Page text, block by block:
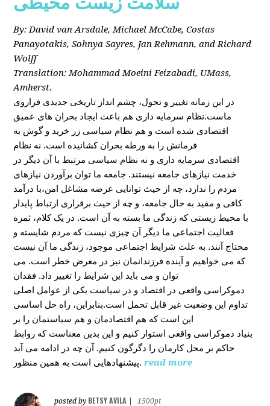
By: David van Arsdale, Michael McCabe, Costas
Panayotakis, Sohnya Sayres, Jan Rehmann, and Richard
Wolff
Translation: Mohammad Moeini Feizabadi, UMass,
Amherst.
در این زمانه تغییر و تحول، چشم انداز تاریخی جدیدی فراروی
ماست.نظام سرمایه داری هم باعث ایجاد بحران های عمیق
اقتصادی شده است و هم نظام سیاسی زر خرید و گوش به
فرمانش را به ورطه بحران کشانیده است. نه نظام
اقتصادی سرمایه داری و نه نظام سیاسی مرتبط با آن دیگر در
خدمت نیازهای جامعه نیستند. جامعه ما توان برآوردن نیازهای
مردم را ندارد، چه از حیث توانایی عرضه مشاغل امن،با درآمد
کافی و مفید به حال جامعه، و چه از حیث برقراری ارتباط پایدار
با محیط زیستی که زندگی ما بسته به آن است. در یک کلام، ثمره
فعالیت اجتماعی ما دیگر آن چیزی نیست که مردم شایسته و
محتاج آنند. به علت شرایط اجتماعی موجود، زندگی ما آن نیست
که می خواهیم و آینده فرزندانمان نیز در معرض خطر است. می
توان و می باید این شرایط را تغییر داد. فقدان
دموکراسی واقعی در اقتصاد و در سیاست یکی از عوامل اصلی
تداوم این وضعیت غیر قابل تحمل است.بنابراین، راه حل اساسی
این است که هم اقتصادمان و هم سیاستمان را بر
بنیاد دموکراسی واقعی استوار کنیم و این بدین معناست که روابط
حاکم بر محل کارمان را دگرگون کنیم. آن چه در ادامه می آید
پیشنهادهایی است به همین منظور. read more
posted by BETSY AVILA
1500pt